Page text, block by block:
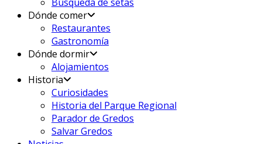
Dónde comer
Restaurantes
Gastronomía
Dónde dormir
Alojamientos
Historia
Curiosidades
Historia del Parque Regional
Parador de Gredos
Salvar Gredos